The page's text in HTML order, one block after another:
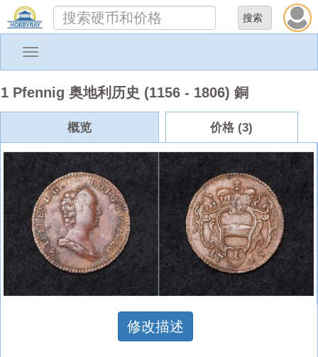
Toggle
1 Pfennig 奥地利历史 (1156 - 1806) 銅
概览 价格 (3)
修改描述